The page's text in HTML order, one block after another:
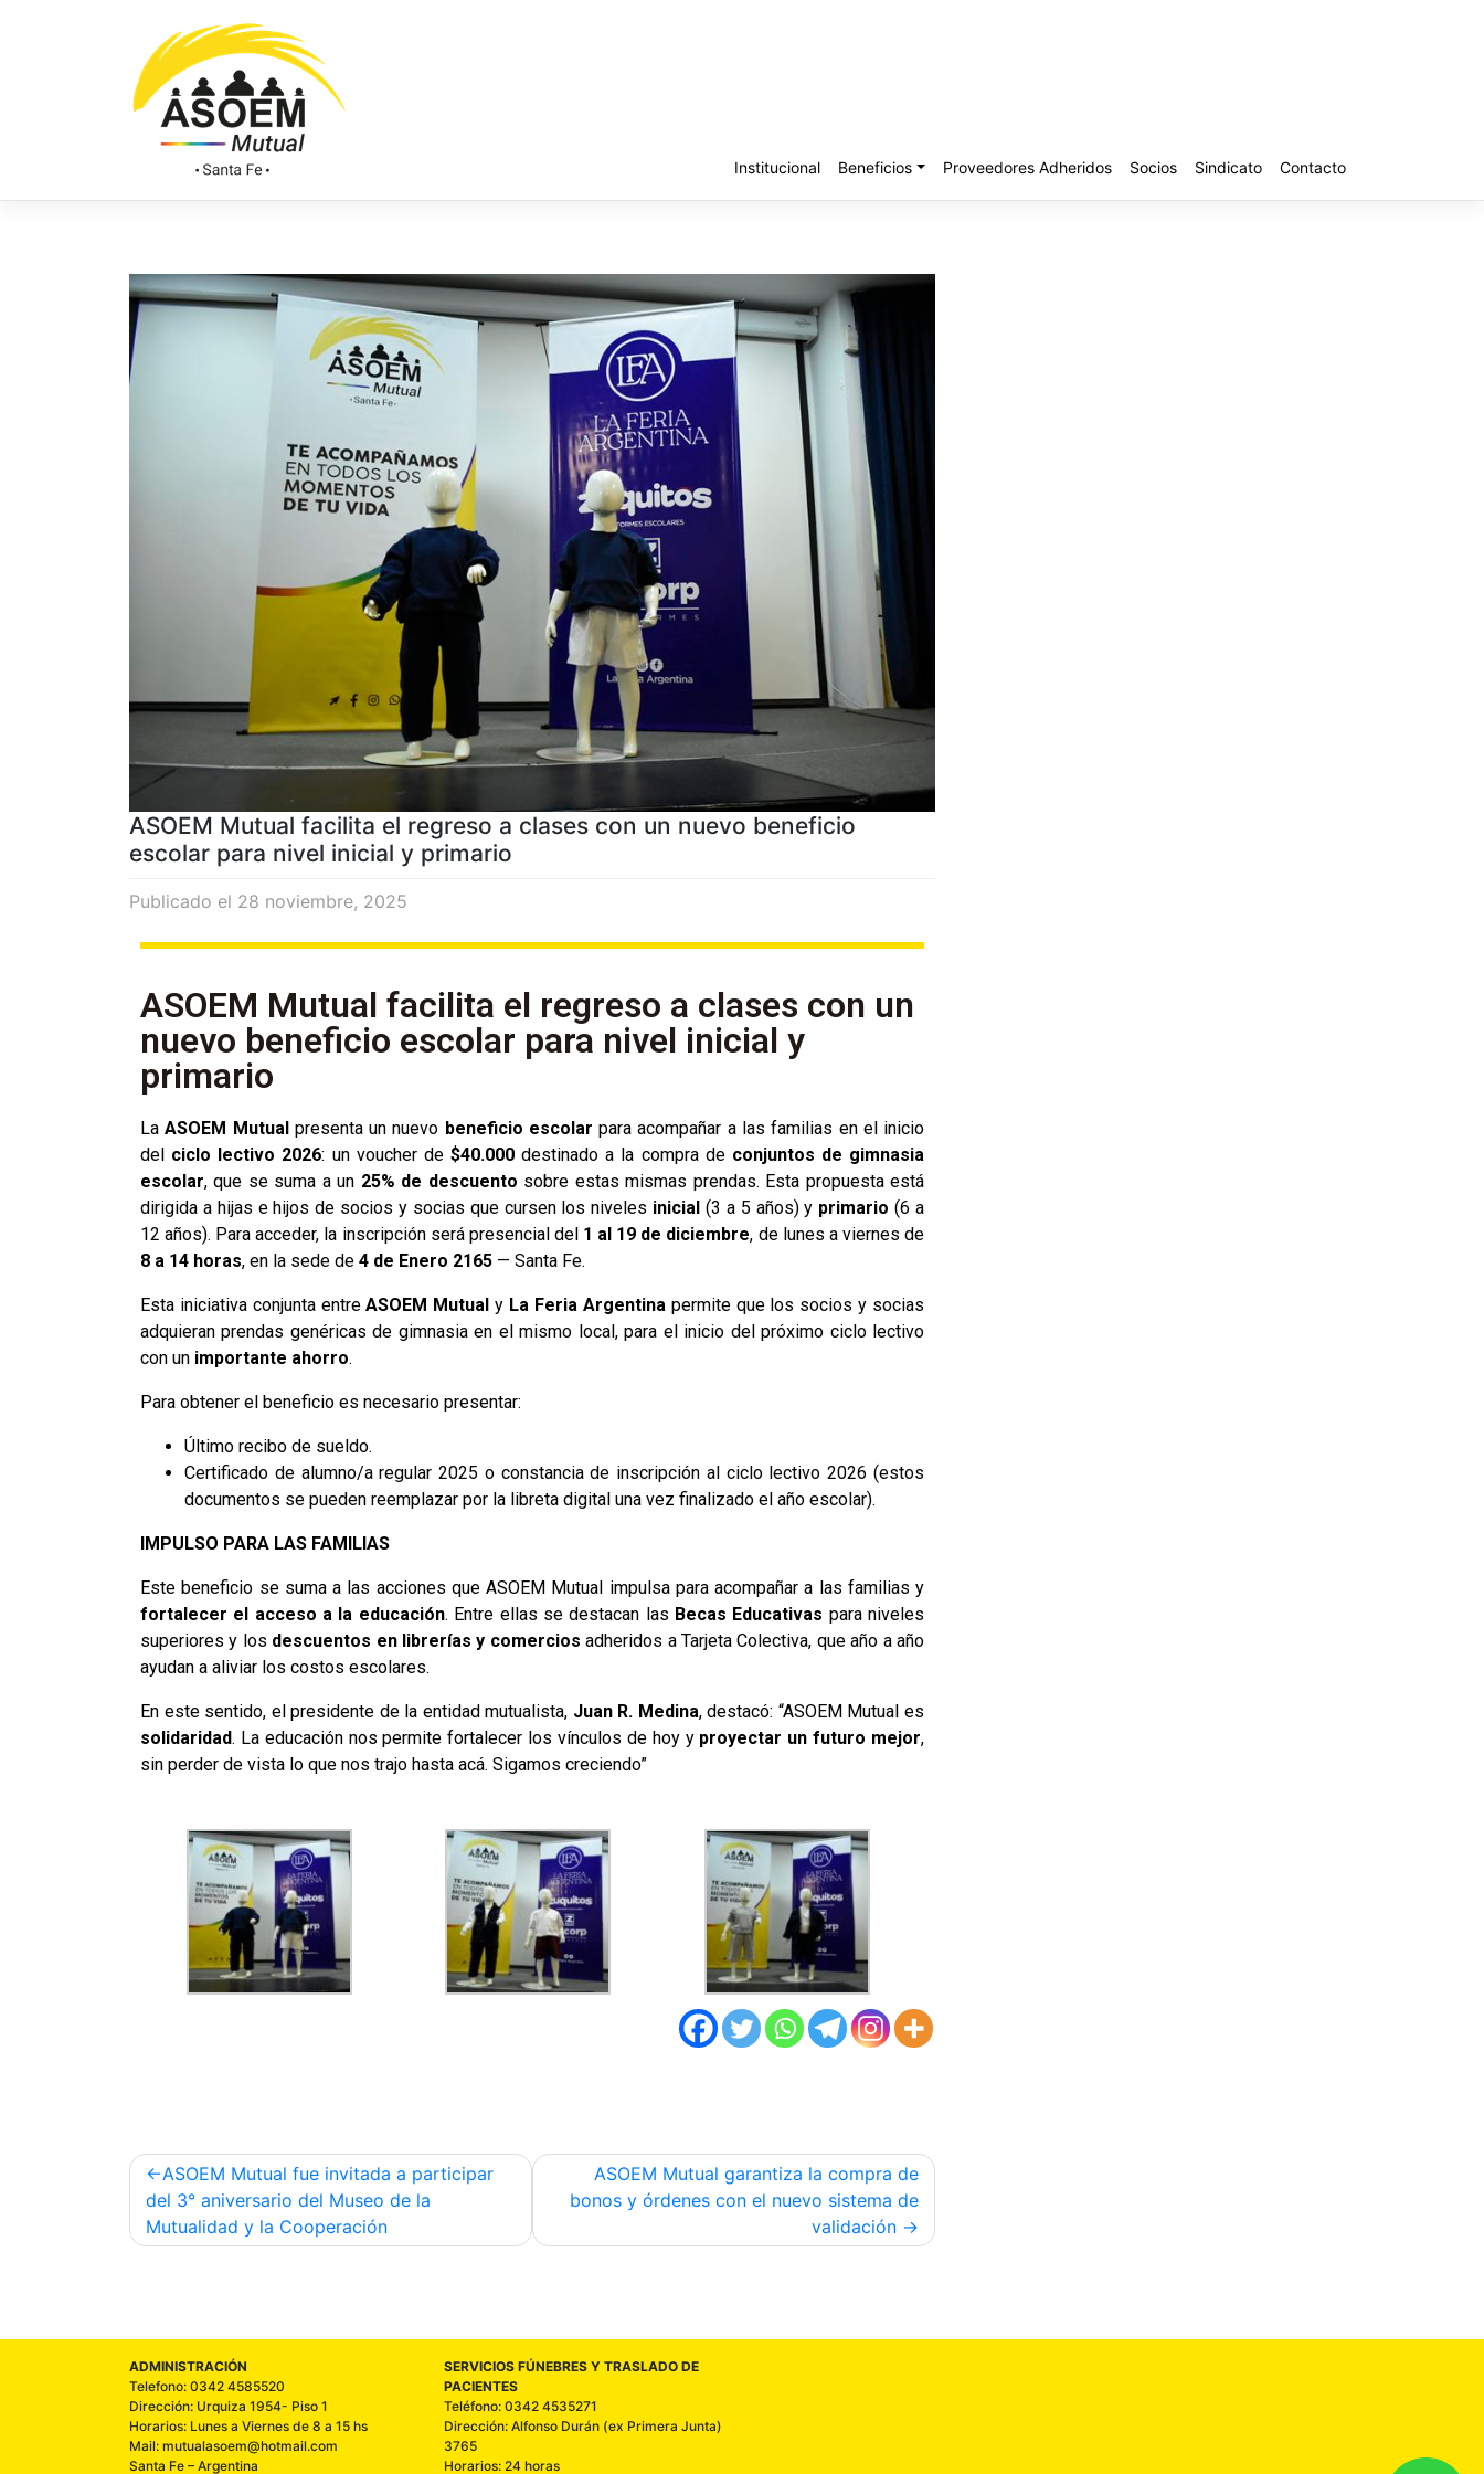
Institucional Beneficios Proveedores Adheridos Socios Sindicato Contacto
ASOEM Mutual facilita el regreso a clases con un nuevo beneficio
escolar para nivel inicial y primario
Publicado el 28 noviembre, 2025
ASOEM Mutual facilita el regreso a clases con un
nuevo beneficio escolar para nivel inicial y
primario
LaASOEM Mutual presenta un nuevo beneficio escolar para acompañar a las familias en el inicio
del ciclo lectivo 2026: un voucher de $40.000destinado a la compra de conjuntos de gimnasia
escolar, que se suma a un 25% de descuento sobre estas mismas prendas. Esta propuesta está
dirigida a hijas e hijos de socios y socias que cursen los niveles inicial (3 a 5 años) y primario (6 a
12 años). Para acceder, la inscripción será presencial del 1 al 19 de diciembre, de lunes a viernes de
8 a 14 horas, en la sede de 4 de Enero 2165 — Santa Fe.
Esta iniciativa conjunta entreASOEM Mutual y La Feria Argentinapermite que los socios y socias
adquieran prendas genéricas de gimnasia en el mismo local, para el inicio del próximo ciclo lectivo
con un importante ahorro.
Para obtener el beneficio es necesario presentar:
Último recibo de sueldo.
Certificado de alumno/a regular 2025 o constancia de inscripción al ciclo lectivo 2026 (estos
documentos se pueden reemplazar por la libreta digital una vez finalizado el año escolar).
IMPULSO PARA LAS FAMILIAS
Este beneficio se suma a las acciones que ASOEM Mutual impulsa para acompañar a las familias y
fortalecer el acceso a la educación. Entre ellas se destacan las Becas Educativas para niveles
superiores y los descuentos en librerías y comercios adheridos a Tarjeta Colectiva, que año a año
ayudan a aliviar los costos escolares.
En este sentido, el presidente de la entidad mutualista, Juan R. Medina, destacó: “ASOEM Mutual es
solidaridad. La educación nos permite fortalecer los vínculos de hoy y proyectar un futuro mejor,
sin perder de vista lo que nos trajo hasta acá. Sigamos creciendo”
ASOEM Mutual fue invitada a participar
del 3° aniversario del Museo de la
Mutualidad y la Cooperación
ASOEM Mutual garantiza la compra de
bonos y órdenes con el nuevo sistema de
validación
ADMINISTRACIÓN
Telefono: 0342 4585520
Dirección: Urquiza 1954- Piso 1
Horarios: Lunes a Viernes de 8 a 15 hs
Mail: mutualasoem@hotmail.com
Santa Fe – Argentina
SERVICIOS FÚNEBRES Y TRASLADO DE
PACIENTES
Teléfono: 0342 4535271
Dirección: Alfonso Durán (ex Primera Junta)
3765
Horarios: 24 horas